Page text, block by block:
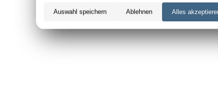
Auswahl speichern Ablehnen Alles